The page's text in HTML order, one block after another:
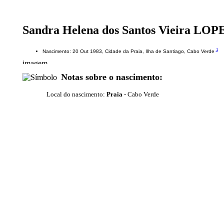
Sandra Helena dos Santos Vieira
Nascimento: 20 Out 1983, Cidade da Praia, Ilha de Santiago, Cabo Verde1
Notas sobre o nascimento:
Local do nascimento: Praia -Cabo Verde